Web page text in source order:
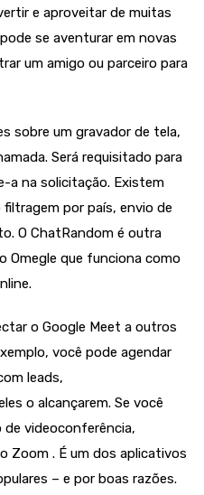
e aproveitar de muitas
se aventurar em novas
um amigo ou parceiro para
sobre um gravador de tela,
Será requisitado para
a na solicitação. Existem
por país, envio de
O ChatRandom é outra
Omegle que funciona como
o Google Meet a outros
você pode agendar
leads,
o alcançarem. Se você
videoconferência,
Zoom . É um dos aplicativos
– e por boas razões.